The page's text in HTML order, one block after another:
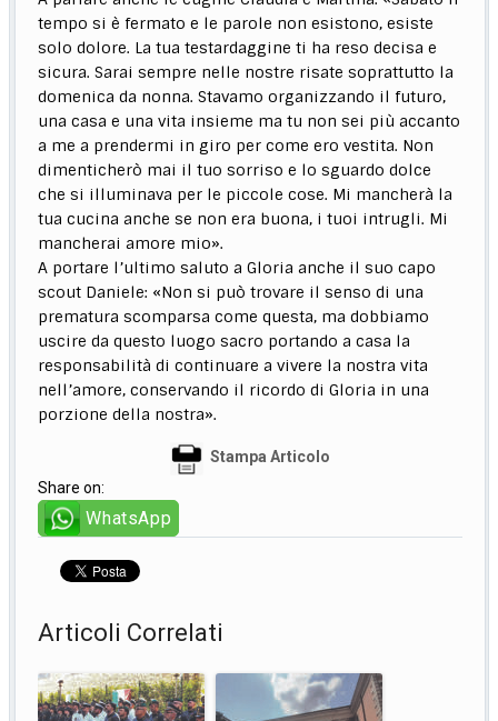
tempo si è fermato e le parole non esistono, esiste
solo dolore. La tua testardaggine ti ha reso decisa e
sicura. Sarai sempre nelle nostre risate soprattutto la
domenica da nonna. Stavamo organizzando il futuro,
una casa e una vita insieme ma tu non sei più accanto
a me a prendermi in giro per come ero vestita. Non
dimenticherò mai il tuo sorriso e lo sguardo dolce
che si illuminava per le piccole cose. Mi mancherà la
tua cucina anche se non era buona, i tuoi intrugli. Mi
mancherai amore mio».
A portare l’ultimo saluto a Gloria anche il suo capo
scout Daniele: «Non si può trovare il senso di una
prematura scomparsa come questa, ma dobbiamo
uscire da questo luogo sacro portando a casa la
responsabilità di continuare a vivere la nostra vita
nell’amore, conservando il ricordo di Gloria in una
porzione della nostra».
Stampa Articolo
Share on:
WhatsApp
Articoli Correlati